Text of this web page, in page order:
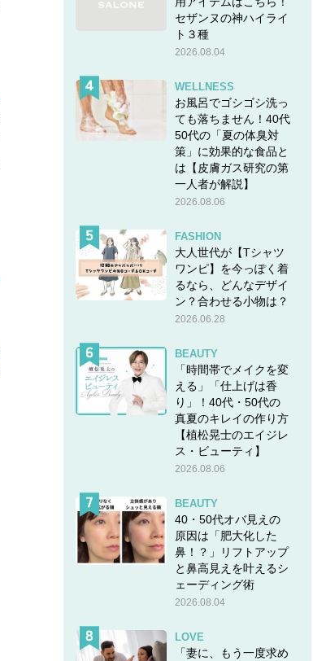
セザンヌの神ハイライ
ト３種
2026.08.04
WELLNESS
お風呂でゴシゴシ洗っ
ても落ちません！40代
50代の「夏の体臭対
策」に効果的な食品と
は【皮膚ガス研究の第
一人者が解説】
2026.08.06
FASHION
大人世代が【Tシャツ
ワンピ】を今っぽく着
るなら、どんなデザイ
ン？合わせる小物は？
2026.06.28
BEAUTY
「時間帯でメイクを変
える」「仕上げは香
り」！40代・50代の
真夏のキレイの作り方
【植松晃士のエイジレ
ス・ビューティ】
2026.08.06
BEAUTY
40・50代オバ見えの
原因は「肥大化した
鼻！？」リフトアップ
と鼻高見えを叶えるシ
ェーディング術
2026.08.04
LOVE
「妻に、もう一度求め